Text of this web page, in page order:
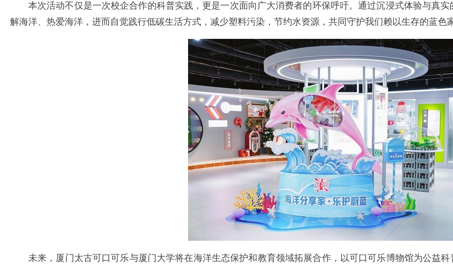
本次活动不仅是一次校企合作的科普实践，更是一次面向广大消费者的环保呼吁。通过沉浸式体验与真
解海洋、热爱海洋，进而自觉践行低碳生活方式，减少塑料污染，节约水资源，共同守护我们赖以生存的蓝色
未来，厦门太古可口可乐与厦门大学将在海洋生态保护和教育领域拓展合作，以可口可乐博物馆为公益